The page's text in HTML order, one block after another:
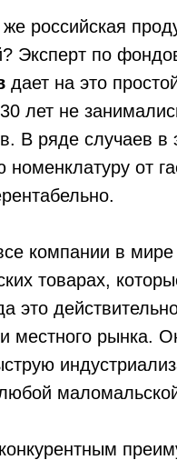
российская
Эксперт по
дает на это
лет не
В ряде случаев
от
компании в мире
товарах,
это
местного рынка.